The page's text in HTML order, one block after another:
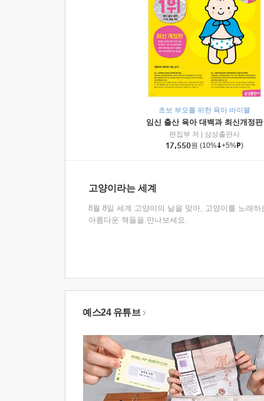
초보 부모를 위한 육아 바이블
임신 출산 육아 대백과 최신개정판
편집부 저
삼성출판사
17,550원 (10% +5% )
고양이라는 세계
8월 8일 세계 고양이의 날을 맞아, 고양이를 노래하
아름다운 책들을 만나보세요.
예스24 유튜브